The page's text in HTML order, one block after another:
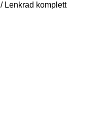
/Lenkrad komplett